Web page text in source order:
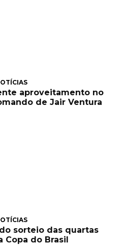
aproveitamento no
de Jair Ventura
sorteio das quartas
Copa do Brasil